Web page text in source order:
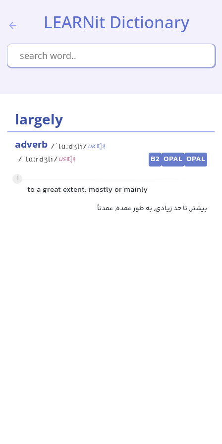
LEARNit Dictionary
largely
adverb /ˈlɑːdʒli/UK
/ˈlɑːrdʒli/US B2 OPAL OPAL
1
to a great extent; mostly or mainly
بیشتر, تا حد زیادی, به طور عمده, عمدتاً